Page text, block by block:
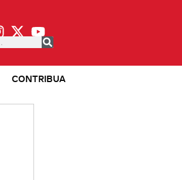
CONTRIBUA